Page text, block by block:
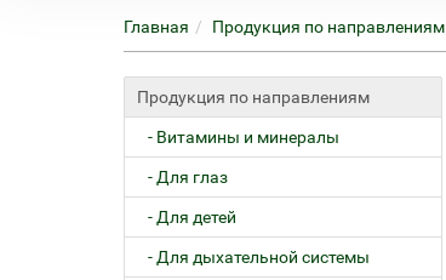
Главная Продукция по направлениям
Продукция по направлениям
- Витамины и минералы
- Для глаз
- Для детей
- Для дыхательной системы